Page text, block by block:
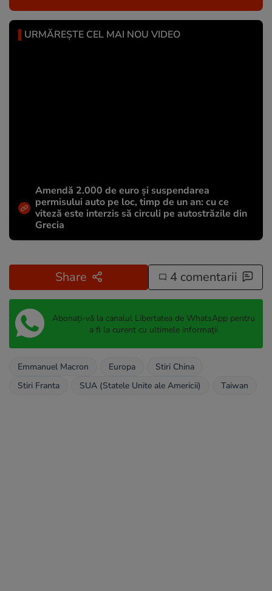
URMĂREȘTE CEL MAI NOU VIDEO
Amendă 2.000 de euro și suspendarea
permisului auto pe loc, timp de un an: cu ce
viteză este interzis să circuli pe autostrăzile din
Grecia
Share 4 comentarii
Abonați-vă la canalul Libertatea de WhatsApp pentru
a fi la curent cu ultimele informații
Emmanuel Macron Europa
Stiri China
Stiri Franta
SUA (Statele Unite ale Americii) Taiwan